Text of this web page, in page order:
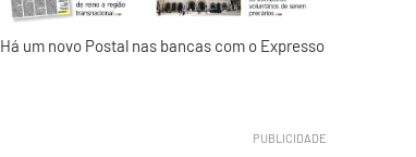
Há um novo Postal nas bancas com o Expresso